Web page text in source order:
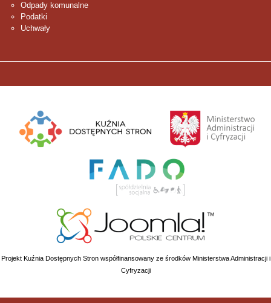
Odpady komunalne
Podatki
Uchwały
Projekt Kuźnia Dostępnych Stron współfinansowany ze środków Ministerstwa Administracji i
Cyfryzacji